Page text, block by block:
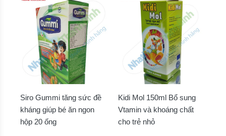
Siro Gummi tăng sức đề
kháng giúp bé ăn ngon
hộp 20 ống
Kidi Mol 150ml Bổ sung
Vtamin và khoáng chất
cho trẻ nhỏ